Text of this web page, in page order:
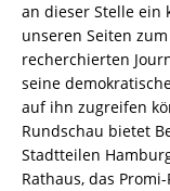
an dieser Stelle ein
unseren Seiten
recherchierten
seine
auf ihn zugreifen
Rundschau bietet
Stadtteilen
Rathaus, das